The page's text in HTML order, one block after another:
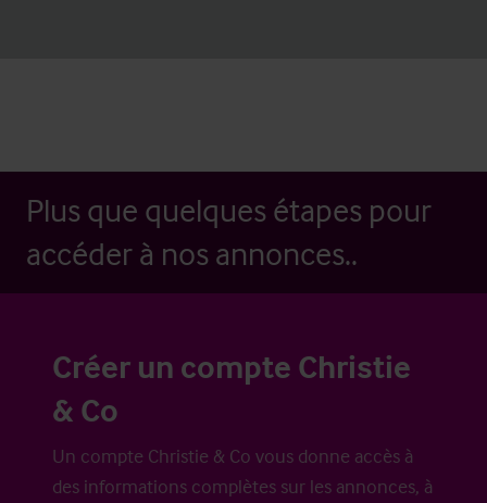
Plus que quelques étapes pour
accéder à nos annonces..
Créer un compte Christie
& Co
Un compte Christie & Co vous donne accès à
des informations complètes sur les annonces, à